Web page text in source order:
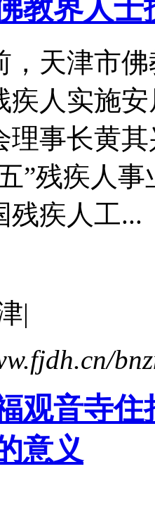
教界人
津市佛
疾人实施
理事长黄
”残疾人
残疾人工...
|
观音寺住
意义